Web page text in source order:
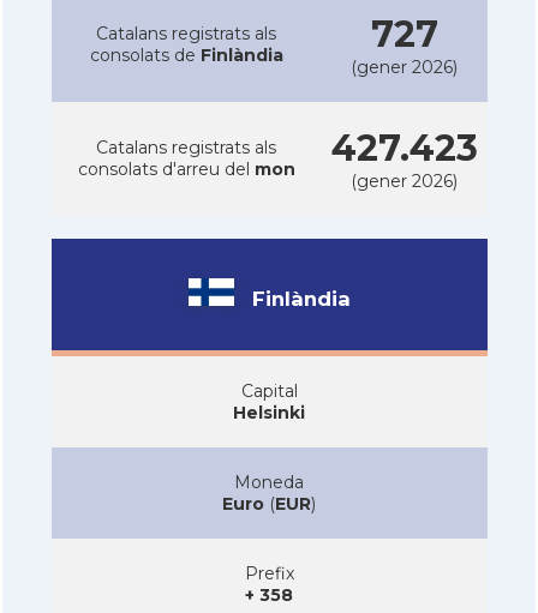
Catalans registrats als
consolats de Finlàndia 727
(gener 2026)
Catalans registrats als
consolats d'arreu del mon 427.423
(gener 2026)
Finlàndia
Capital
Helsinki
Moneda
Euro (EUR)
Prefix
+ 358